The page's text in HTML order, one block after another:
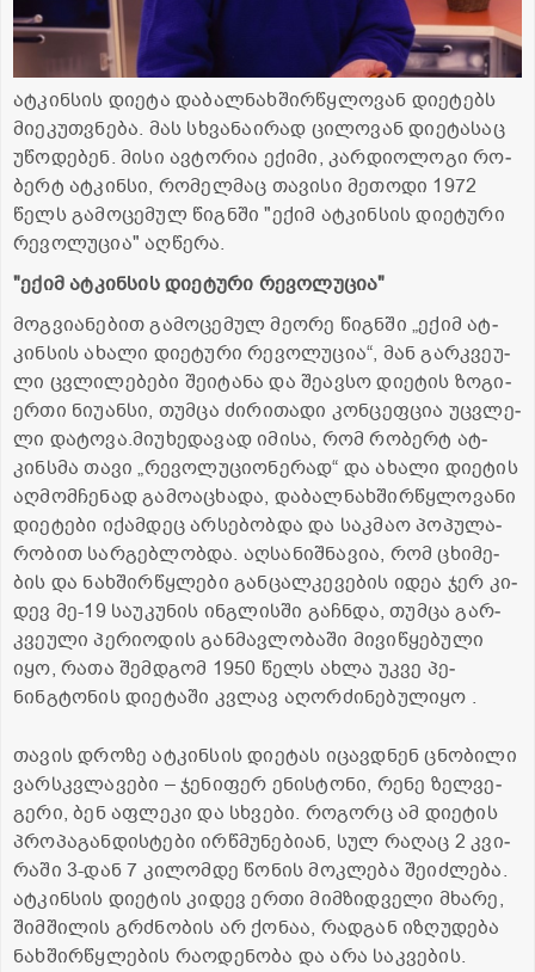
ატ­კინ­სის დი­ე­ტა და­ბალ­ნახ­შირ­წყლო­ვან დი­ე­ტებს
მი­ე­კუთ­ვნე­ბა. მას სხვა­ნა­ი­რად ცი­ლო­ვან დი­ე­ტა­საც
უწო­დე­ბენ. მისი ავ­ტო­რია ექი­მი, კარ­დი­ო­ლო­გი რო­
ბერტ ატ­კინ­სი, რო­მელ­მაც თა­ვი­სი მე­თო­დი 1972
წელს გა­მო­ცე­მულ წიგნ­ში "ექიმ ატ­კინ­სის დი­ე­ტუ­რი
რე­ვო­ლუ­ცია" აღ­წე­რა.
"ექიმ ატ­კინ­სის დი­ე­ტუ­რი რე­ვო­ლუ­ცია"
მოგ­ვი­ა­ნე­ბით გა­მო­ცე­მულ მე­ო­რე წიგნ­ში „ექიმ ატ­
კინ­სის ახა­ლი დი­ე­ტუ­რი რე­ვო­ლუ­ცია“, მან გარ­კვე­უ­
ლი ცვლი­ლე­ბე­ბი შე­ი­ტა­ნა და შე­ავ­სო დი­ე­ტის ზო­გი­
ერ­თი ნი­უ­ან­სი, თუმ­ცა ძი­რი­თა­დი კონ­ცეფ­ცია უც­ვლე­
ლი და­ტო­ვა.მი­უ­ხე­და­ვად იმი­სა, რომ რო­ბერტ ატ­
კინსმა თავი „რე­ვო­ლუ­ცი­ო­ნე­რად“ და ახა­ლი დი­ე­ტის
აღ­მომ­ჩე­ნად გა­მო­ა­ცხა­და, და­ბალ­ნახ­შირ­წყლო­ვა­ნი
დი­ე­ტე­ბი იქამ­დეც არ­სე­ბობ­და და საკ­მაო პო­პუ­ლა­
რო­ბით სარ­გებ­ლობ­და. აღ­სა­ნიშ­ნა­ვია, რომ ცხი­მე­
ბის და ნახ­შირ­წყლე­ბი გან­ცალ­კე­ვე­ბის იდეა ჯერ კი­
დევ მე-19 სა­უ­კუ­ნის ინ­გლის­ში გაჩ­ნდა, თუმ­ცა გარ­
კვე­უ­ლი პე­რი­ო­დის გან­მავ­ლო­ბა­ში მი­ვი­წყე­ბუ­ლი
იყო, რათა შემ­დგომ 1950 წელს ახლა უკვე პე­
ნინგტო­ნის დი­ე­ტა­ში კვლავ აღორ­ძი­ნე­ბუ­ლი­ყო .
თა­ვის დრო­ზე ატ­კინ­სის დი­ე­ტას იცავ­დნენ ცნო­ბი­ლი
ვარ­სკვლა­ვე­ბი – ჯე­ნი­ფერ ენის­ტო­ნი, რენე ზელ­ვე­
გე­რი, ბენ აფ­ლე­კი და სხვე­ბი. რო­გორც ამ დი­ე­ტის
პრო­პა­გან­დის­ტე­ბი ირ­წმუ­ნე­ბი­ან, სულ რა­ღაც 2 კვი­
რა­ში 3-დან 7 კი­ლომ­დე წო­ნის მოკ­ლე­ბა შე­იძ­ლე­ბა.
ატ­კინ­სის დი­ე­ტის კი­დევ ერთი მიმ­ზიდ­ვე­ლი მხა­რე,
შიმ­ში­ლის გრძნო­ბის არ ქო­ნაა, რად­გან იზღუ­დე­ბა
ნახ­შირ­წყლე­ბის რა­ო­დე­ნო­ბა და არა საკ­ვე­ბის.